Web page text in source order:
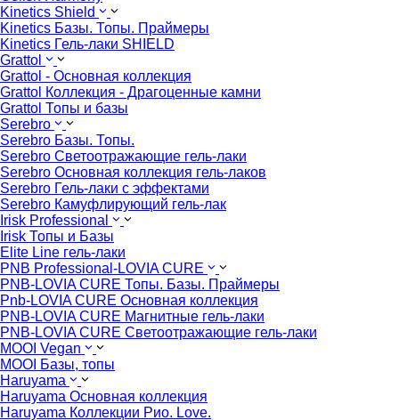
Kinetics Shield
Kinetics Базы. Топы. Праймеры
Kinetics Гель-лаки SHIELD
Grattol
Grattol - Oснoвнaя коллекция
Grattol Коллекция - Драгоценные камни
Grattol Топы и базы
Serebro
Serebro Базы. Топы.
Serebro Светоотражающие гель-лаки
Serebro Основная коллекция гель-лаков
Serebro Гель-лаки с эффектами
Serebro Камуфлирующий гель-лак
Irisk Professional
Irisk Топы и Базы
Elite Line гель-лаки
PNB Professional-LOVIA CURE
PNB-LOVIA CURE Топы. Базы. Праймеры
Pnb-LOVIA CURE Основная коллекция
PNB-LOVIA CURE Магнитные гель-лаки
PNB-LOVIA CURE Cветоотражающие гель-лаки
MOOI Vegan
MOOI Базы, топы
Haruyama
Haruyama Основная коллекция
Haruyama Коллекции Рио. Love.